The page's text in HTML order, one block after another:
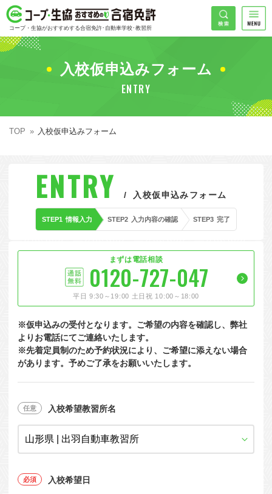
コープ・生協おすすめの合宿免許
コープ・生協がおすすめする合宿免許･自動車学校･教習所
HOME
コープ・生協おすすめの合宿免許ランキング
普通車
大型二輪
準中型車
大型車
けん引
中型車
大型二種
普通二種
中型二種
大型車+大型特殊
大型特殊+けん引
エリアで探す
東北エリア
甲信越エリア
北陸エリア
関西エリア
中国エリア
四国エリア
九州エリア
沖縄エリア
誕生月割
キャンペーンで探す
コープ合宿免許スタッフがおすすめの教習所
お一人でも安心な教習所
教習料金が安い教習所
合宿免許の食事がおいしいと好評な教習所
温泉プランがある教習所
自炊ができる教習所
ホテルプランがある教習所
入校日で探す
私たちについて
コープ・生協おすすめの合宿免許パンフレット
お支払いについて
よくある質問
入校の流れ/スケジュール
給付金制度について
合宿免許とは
免許の行政処分と再取得について
初心運転者の処分と再試験
地域
26 件が見つかりました
免許の種類
エリア
検索
入校仮申込みフォーム
ENTRY
TOP 入校仮申込みフォーム
ENTRY 入校仮申込みフォーム
STEP1 情報入力 STEP2 入力内容の確認 STEP3 完了
まずは電話相談
0120-727-047
平日 9:30～19:00 土日祝 10:00～18:00
※仮申込みの受付となります。ご希望の内容を確認し、弊社
よりお電話にてご連絡いたします。
※先着定員制のため予約状況により、ご希望に添えない場合
があります。予めご了承をお願いいたします。
入校希望教習所名
入校希望日